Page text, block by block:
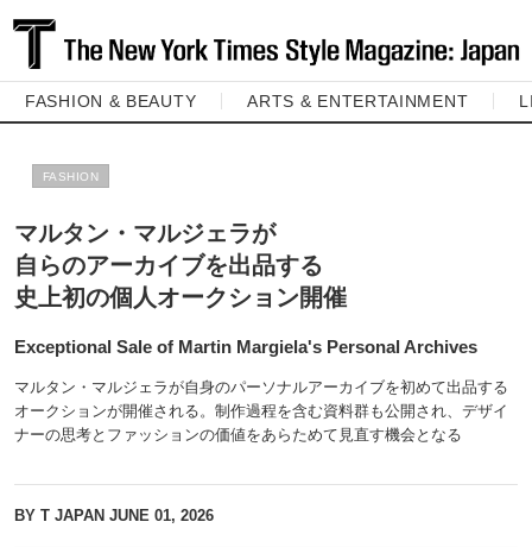
FASHION & BEAUTY ARTS & ENTERTAINMENT
FASHION
マルタン・マルジェラが
自らのアーカイブを出品する
史上初の個人オークション開催
Exceptional Sale of Martin Margiela's Personal Archives
マルタン・マルジェラが自身のパーソナルアーカイブを初めて出品する
オークションが開催される。制作過程を含む資料群も公開され、デザイ
ナーの思考とファッションの価値をあらためて見直す機会となる
BY T JAPAN JUNE 01, 2026